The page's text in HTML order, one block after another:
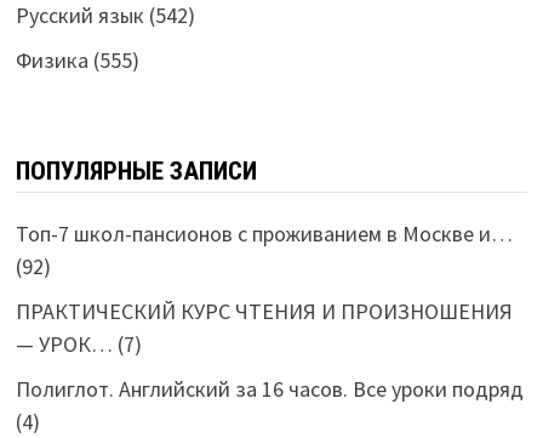
Русский язык (542)
Физика (555)
ПОПУЛЯРНЫЕ ЗАПИСИ
Топ-7 школ-пансионов с проживанием в Москве и…
(92)
ПРАКТИЧЕСКИЙ КУРС ЧТЕНИЯ И ПРОИЗНОШЕНИЯ
— УРОК… (7)
Полиглот. Английский за 16 часов. Все уроки подряд
(4)